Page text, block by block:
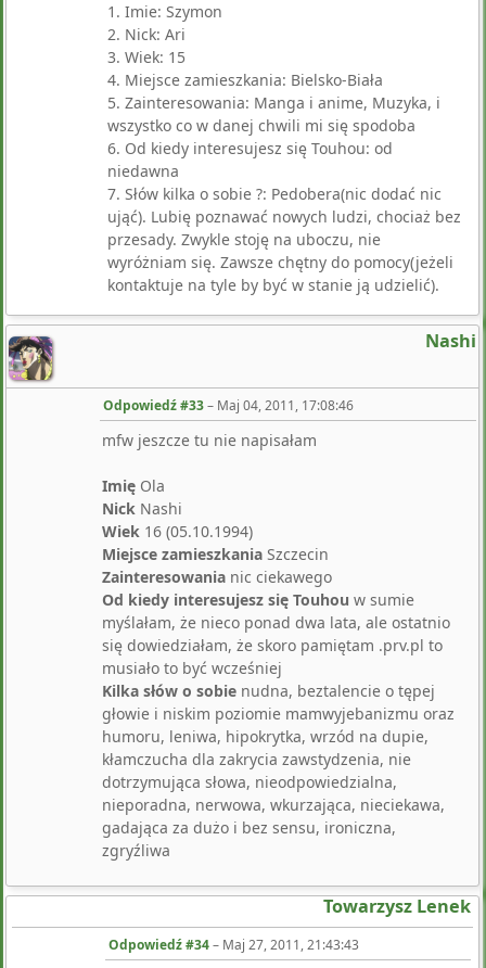
1. Imie: Szymon
2. Nick: Ari
3. Wiek: 15
4. Miejsce zamieszkania: Bielsko-Biała
5. Zainteresowania: Manga i anime, Muzyka, i
wszystko co w danej chwili mi się spodoba
6. Od kiedy interesujesz się Touhou: od
niedawna
7. Słów kilka o sobie ?: Pedobera(nic dodać nic
ująć). Lubię poznawać nowych ludzi, chociaż bez
przesady. Zwykle stoję na uboczu, nie
wyróżniam się. Zawsze chętny do pomocy(jeżeli
kontaktuje na tyle by być w stanie ją udzielić).
Nashi
Odpowiedź #33– Maj 04, 2011, 17:08:46
mfw jeszcze tu nie napisałam
Imię Ola
Nick Nashi
Wiek 16 (05.10.1994)
Miejsce zamieszkania Szczecin
Zainteresowania nic ciekawego
Od kiedy interesujesz się Touhou w sumie
myślałam, że nieco ponad dwa lata, ale ostatnio
się dowiedziałam, że skoro pamiętam .prv.pl to
musiało to być wcześniej
Kilka słów o sobie nudna, beztalencie o tępej
głowie i niskim poziomie mamwyjebanizmu oraz
humoru, leniwa, hipokrytka, wrzód na dupie,
kłamczucha dla zakrycia zawstydzenia, nie
dotrzymująca słowa, nieodpowiedzialna,
nieporadna, nerwowa, wkurzająca, nieciekawa,
gadająca za dużo i bez sensu, ironiczna,
zgryźliwa
Towarzysz Lenek
Odpowiedź #34– Maj 27, 2011, 21:43:43